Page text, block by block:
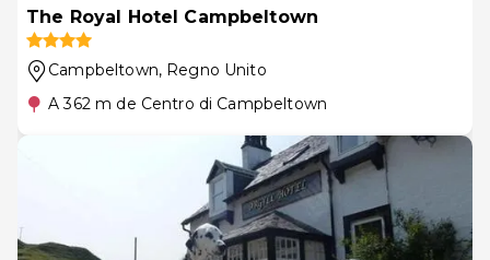
The Royal Hotel Campbeltown
Campbeltown, Regno Unito
A 362 m de Centro di Campbeltown